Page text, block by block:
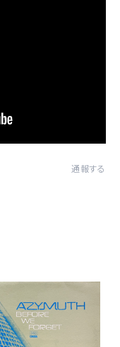
通報する